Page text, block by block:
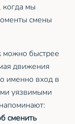
когда мы
смены
можно быстрее
движения
именно вход в
уязвимыми
сменить